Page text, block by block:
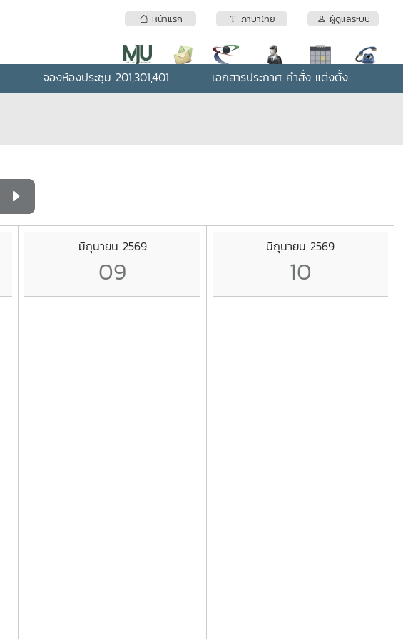
หน้าแรก ภาษาไทย ผู้ดูแลระบบ
จองห้องประชุม 201,301,401 เอกสารประกาศ คำสั่ง แต่งตั้ง
มิถุนายน 2569
09
มิถุนายน 2569
10